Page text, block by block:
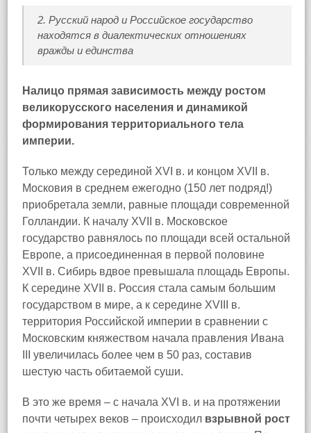
2. Русский народ и Российское государство
находятся в диалектических отношениях
вражды и единства
Налицо прямая зависимость между ростом
великорусского населения и динамикой
формирования территориального тела
империи.
Только между серединой XVI в. и концом XVII в.
Московия в среднем ежегодно (150 лет подряд!)
приобретала земли, равные площади современной
Голландии. К началу XVII в. Московское
государство равнялось по площади всей остальной
Европе, а присоединенная в первой половине
XVII в. Сибирь вдвое превышала площадь Европы.
К середине XVII в. Россия стала самым большим
государством в мире, а к середине XVIII в.
территория Российской империи в сравнении с
Московским княжеством начала правления Ивана
III увеличилась более чем в 50 раз, составив
шестую часть обитаемой суши.
В это же время – с начала XVI в. и на протяжении
почти четырех веков – происходил взрывной рост